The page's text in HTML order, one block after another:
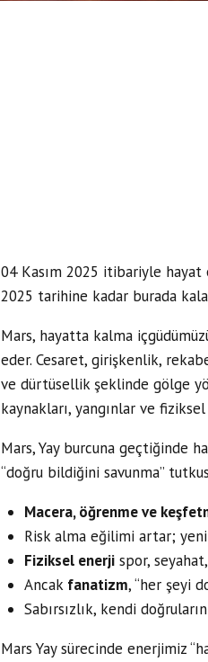
04 Kasım 2025 itibariyle hayat
2025 tarihine kadar burada
Mars, hayatta kalma
eder. Cesaret, girişkenlik,
ve dürtüsellik şeklinde gölge
kaynakları, yangınlar ve
Mars, Yay burcuna geçtiğinde
“doğru bildiğini savunma”
Macera, öğrenme ve
Risk alma eğilimi artar;
Fiziksel enerjispor,
Ancak fanatizm, “her şeyi
Sabırsızlık, kendi
Mars Yay sürecinde enerjimiz